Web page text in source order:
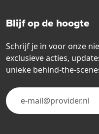
Blijf op de hoogte
Schrijf je in voor onze
exclusieve acties,
unieke behind-the-